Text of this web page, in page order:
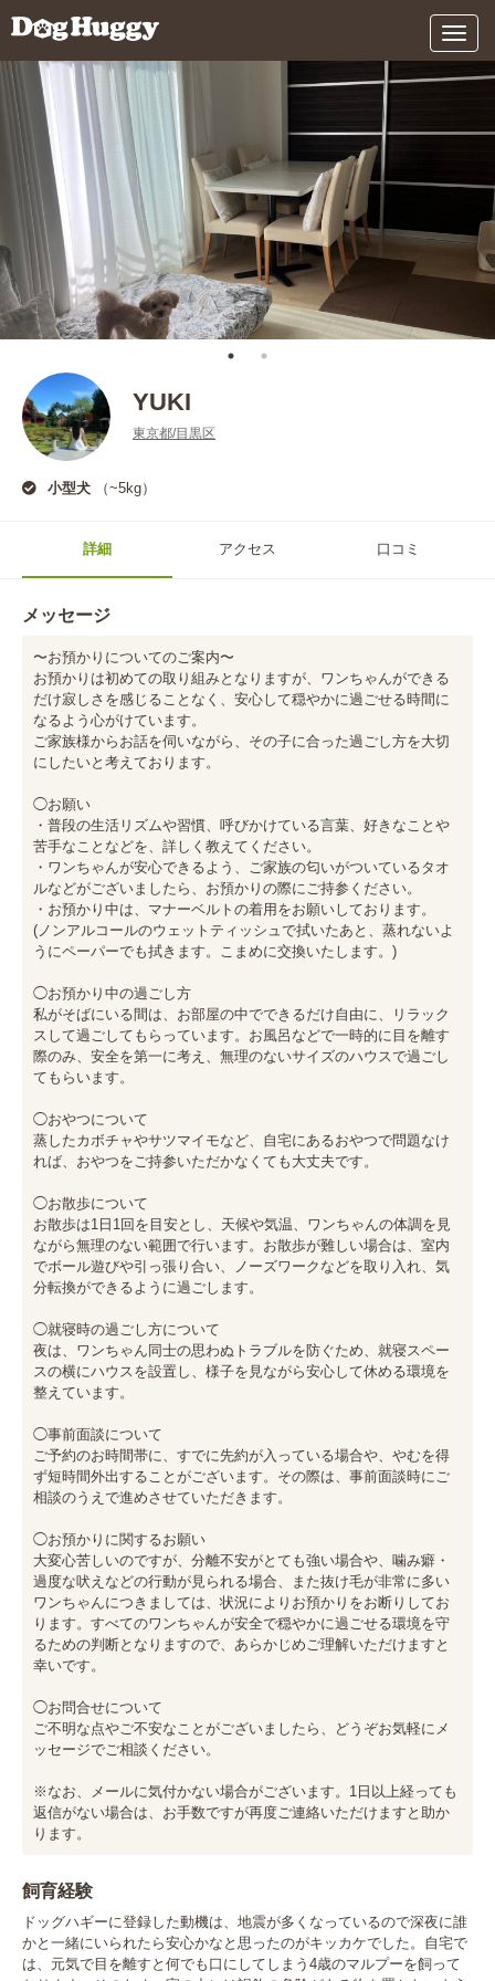
メ
ニ
ュ
YUKI
東京都/目黒区
小型犬 （~5kg）
詳細 アクセス 口コミ
メッセージ
〜お預かりについてのご案内〜
お預かりは初めての取り組みとなりますが、ワンちゃんができる
だけ寂しさを感じることなく、安心して穏やかに過ごせる時間に
なるよう心がけています。
ご家族様からお話を伺いながら、その子に合った過ごし方を大切
にしたいと考えております。
◯お願い
・普段の生活リズムや習慣、呼びかけている言葉、好きなことや
苦手なことなどを、詳しく教えてください。
・ワンちゃんが安心できるよう、ご家族の匂いがついているタオ
ルなどがございましたら、お預かりの際にご持参ください。
・お預かり中は、マナーベルトの着用をお願いしております。
(ノンアルコールのウェットティッシュで拭いたあと、蒸れないよ
うにペーパーでも拭きます。こまめに交換いたします。)
◯お預かり中の過ごし方
私がそばにいる間は、お部屋の中でできるだけ自由に、リラック
スして過ごしてもらっています。お風呂などで一時的に目を離す
際のみ、安全を第一に考え、無理のないサイズのハウスで過ごし
てもらいます。
◯おやつについて
蒸したカボチャやサツマイモなど、自宅にあるおやつで問題なけ
れば、おやつをご持参いただかなくても大丈夫です。
◯お散歩について
お散歩は1日1回を目安とし、天候や気温、ワンちゃんの体調を見
ながら無理のない範囲で行います。お散歩が難しい場合は、室内
でボール遊びや引っ張り合い、ノーズワークなどを取り入れ、気
分転換ができるように過ごします。
◯就寝時の過ごし方について
夜は、ワンちゃん同士の思わぬトラブルを防ぐため、就寝スペー
スの横にハウスを設置し、様子を見ながら安心して休める環境を
整えています。
◯事前面談について
ご予約のお時間帯に、すでに先約が入っている場合や、やむを得
ず短時間外出することがございます。その際は、事前面談時にご
相談のうえで進めさせていただきます。
◯お預かりに関するお願い
大変心苦しいのですが、分離不安がとても強い場合や、噛み癖・
過度な吠えなどの行動が見られる場合、また抜け毛が非常に多い
ワンちゃんにつきましては、状況によりお預かりをお断りしてお
ります。すべてのワンちゃんが安全で穏やかに過ごせる環境を守
るための判断となりますので、あらかじめご理解いただけますと
幸いです。
◯お問合せについて
ご不明な点やご不安なことがございましたら、どうぞお気軽にメ
ッセージでご相談ください。
※なお、メールに気付かない場合がございます。1日以上経っても
返信がない場合は、お手数ですが再度ご連絡いただけますと助か
ります。
飼育経験
ドッグハギーに登録した動機は、地震が多くなっているので深夜に誰
かと一緒にいられたら安心かなと思ったのがキッカケでした。自宅で
は、元気で目を離すと何でも口にしてしまう4歳のマルプーを飼って